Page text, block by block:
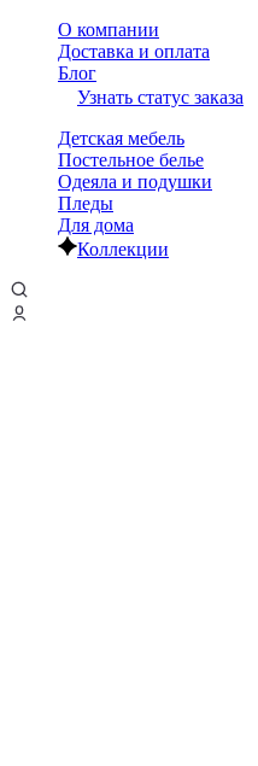
О компании
Доставка и оплата
Блог
Узнать статус заказа
Детская мебель
Постельное белье
Одеяла и подушки
Пледы
Для дома
Коллекции